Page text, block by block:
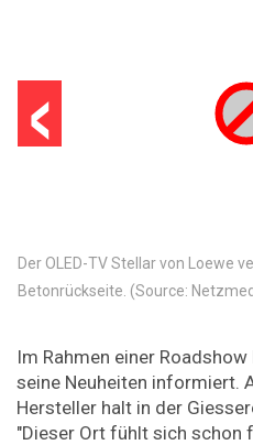
‹
Der OLED-TV Stellar von Loewe
Betonrückseite. (Source:
Im Rahmen einer
seine Neuheiten informiert.
Hersteller halt in der
"Dieser Ort fühlt sich schon